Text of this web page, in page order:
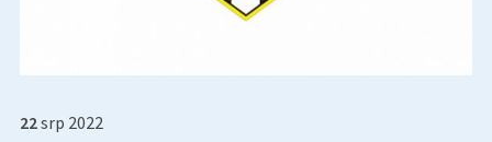
22srp 2022